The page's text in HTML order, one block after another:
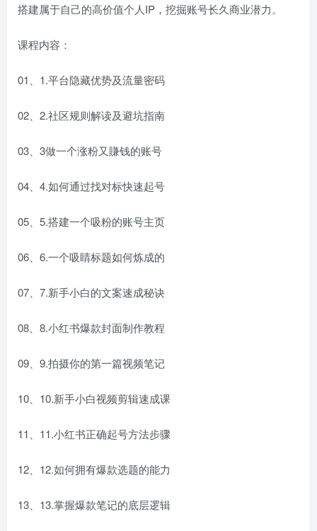
搭建属于自己的高价值个人IP，挖掘账号长久商业潜力。
课程内容：
01、1.平台隐藏优势及流量密码
02、2.社区规则解读及避坑指南
03、3做一个涨粉又賺钱的账号
04、4.如何通过找对标快速起号
05、5.搭建一个吸粉的账号主页
06、6.一个吸睛标题如何炼成的
07、7.新手小白的文案速成秘诀
08、8.小红书爆款封面制作教程
09、9.拍摄你的第一篇视频笔记
10、10.新手小白视频剪辑速成课
11、11.小红书正确起号方法步骤
12、12.如何拥有爆款选题的能力
13、13.掌握爆款笔记的底层逻辑